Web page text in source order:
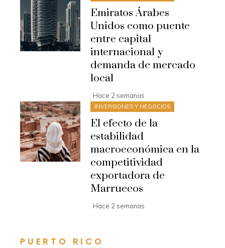
Emiratos Árabes
Unidos como puente
entre capital
internacional y
demanda de mercado
local
Hace 2 semanas
INVERSIONES Y NEGOCIOS
El efecto de la
estabilidad
macroeconómica en la
competitividad
exportadora de
Marruecos
Hace 2 semanas
PUERTO RICO